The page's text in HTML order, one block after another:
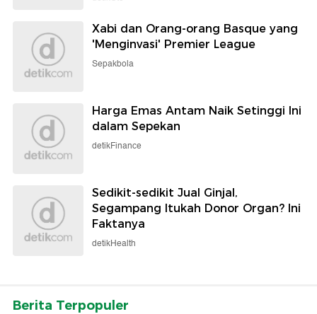
Xabi dan Orang-orang Basque yang
'Menginvasi' Premier League
Sepakbola
Harga Emas Antam Naik Setinggi Ini
dalam Sepekan
detikFinance
Sedikit-sedikit Jual Ginjal,
Segampang Itukah Donor Organ? Ini
Faktanya
detikHealth
Berita Terpopuler